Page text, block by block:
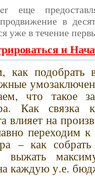
еще
в
уже в течение
и
как подобрать
что такое
Как связка
влияет на
переходим
– как
выжать
каждую у.е.